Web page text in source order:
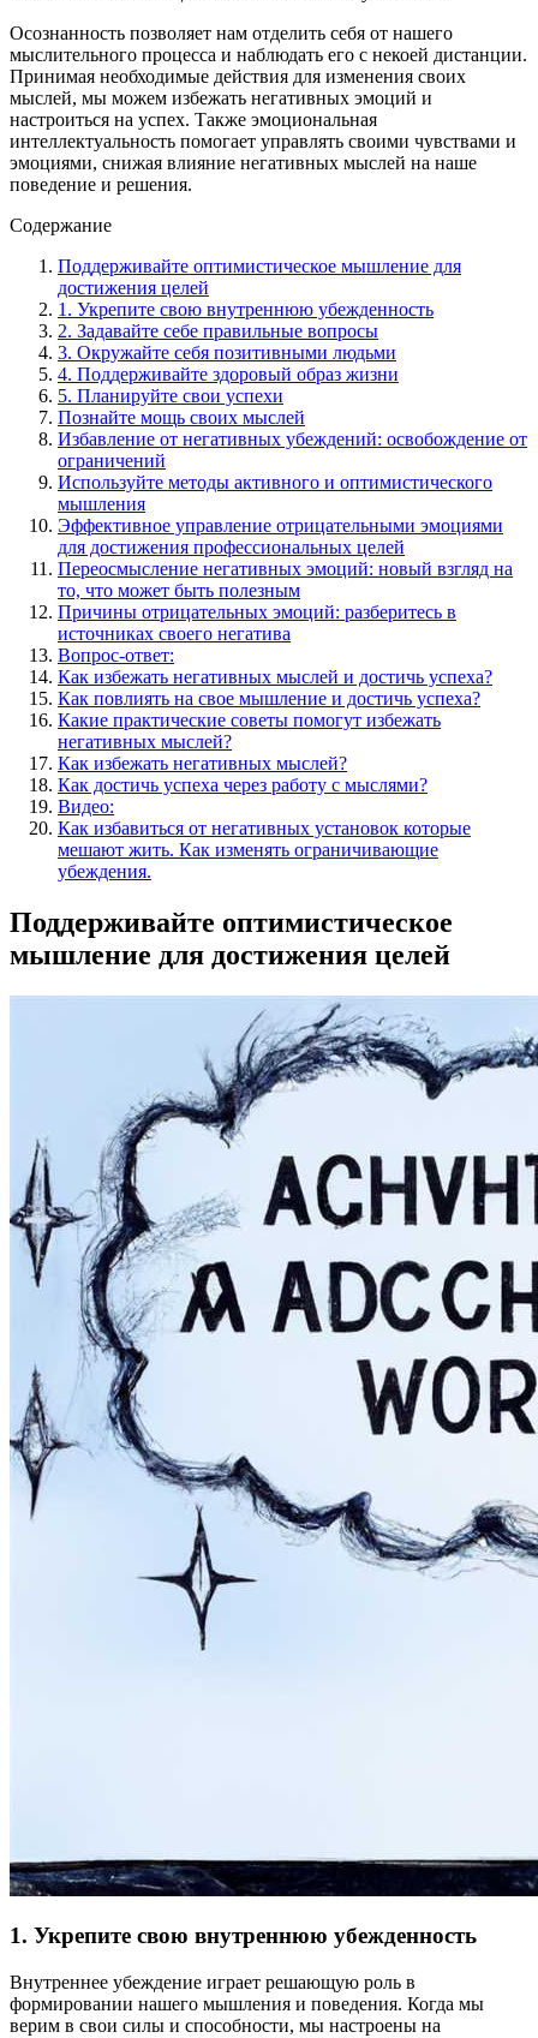
Осознанность позволяет нам отделить себя от нашего
мыслительного процесса и наблюдать его с некоей дистанции.
Принимая необходимые действия для изменения своих
мыслей, мы можем избежать негативных эмоций и
настроиться на успех. Также эмоциональная
интеллектуальность помогает управлять своими чувствами и
эмоциями, снижая влияние негативных мыслей на наше
поведение и решения.
Содержание
Поддерживайте оптимистическое мышление для
достижения целей
1. Укрепите свою внутреннюю убежденность
2. Задавайте себе правильные вопросы
3. Окружайте себя позитивными людьми
4. Поддерживайте здоровый образ жизни
5. Планируйте свои успехи
Познайте мощь своих мыслей
Избавление от негативных убеждений: освобождение от
ограничений
Используйте методы активного и оптимистического
мышления
Эффективное управление отрицательными эмоциями
для достижения профессиональных целей
Переосмысление негативных эмоций: новый взгляд на
то, что может быть полезным
Причины отрицательных эмоций: разберитесь в
источниках своего негатива
Вопрос-ответ:
Как избежать негативных мыслей и достичь успеха?
Как повлиять на свое мышление и достичь успеха?
Какие практические советы помогут избежать
негативных мыслей?
Как избежать негативных мыслей?
Как достичь успеха через работу с мыслями?
Видео:
Как избавиться от негативных установок которые
мешают жить. Как изменять ограничивающие
убеждения.
Поддерживайте оптимистическое
мышление для достижения целей
1. Укрепите свою внутреннюю убежденность
Внутреннее убеждение играет решающую роль в
формировании нашего мышления и поведения. Когда мы
верим в свои силы и способности, мы настроены на